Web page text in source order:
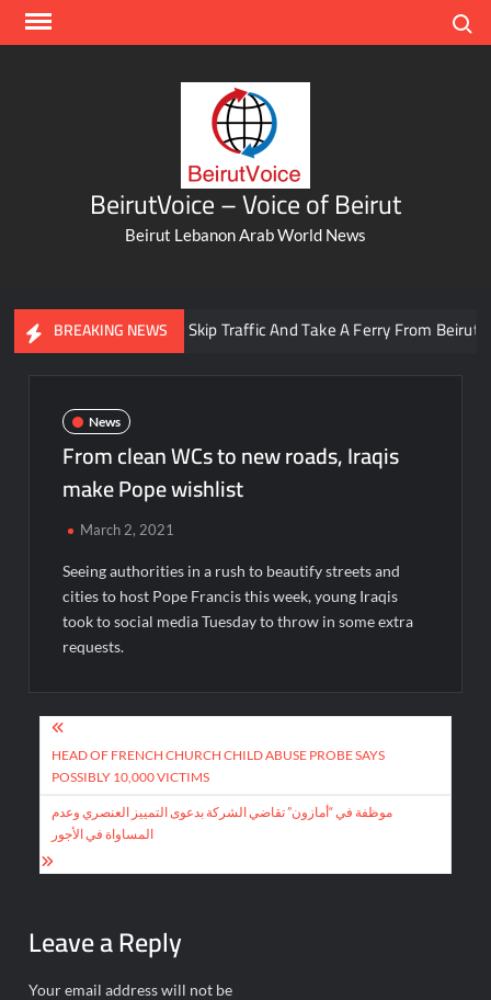
Skip
BeirutVoice – Voice of Beirut
Beirut Lebanon Arab World News
BREAKING NEWS
You Can Now Skip Traffic And Take A Ferry From Beirut To
News
From clean WCs to new roads, Iraqis
make Pope wishlist
March 2, 2021
Seeing authorities in a rush to beautify streets and
cities to host Pope Francis this week, young Iraqis
took to social media Tuesday to throw in some extra
requests.
Post
navigation
HEAD OF FRENCH CHURCH CHILD ABUSE PROBE SAYS
POSSIBLY 10,000 VICTIMS
موظفة في “أمازون” تقاضي الشركة بدعوى التمييز العنصري وعدم
المساواة في الأجور
Leave a Reply
Your email address will not be